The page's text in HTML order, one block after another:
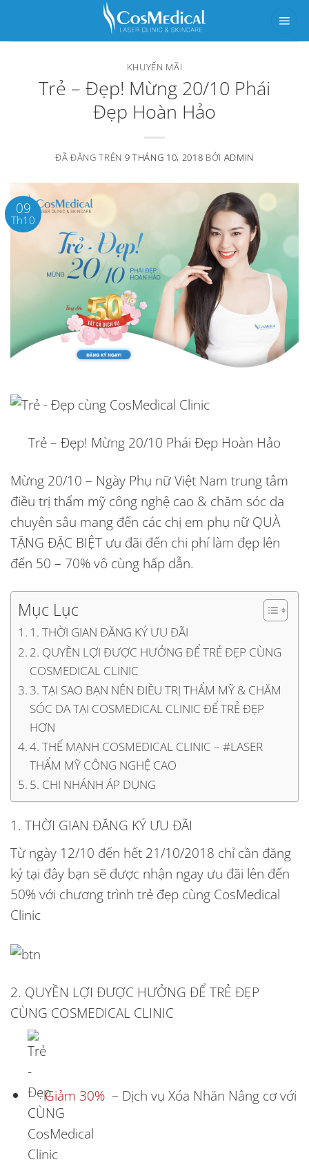
KHUYẾN MÃI
Trẻ – Đẹp! Mừng 20/10 Phái
Đẹp Hoàn Hảo
ĐÃ ĐĂNG TRÊN 9 THÁNG 10, 2018 BỞI ADMIN
09
Th10
Trẻ – Đẹp! Mừng 20/10 Phái Đẹp Hoàn Hảo
Mừng 20/10 – Ngày Phụ nữ Việt Nam trung tâm
điều trị thẩm mỹ công nghệ cao & chăm sóc da
chuyên sâu mang đến các chị em phụ nữ QUÀ
TẶNG ĐẶC BIỆT ưu đãi đến chi phí làm đẹp lên
đến 50 – 70% vô cùng hấp dẫn.
Mục Lục
1. THỜI GIAN ĐĂNG KÝ ƯU ĐÃI
2. QUYỀN LỢI ĐƯỢC HƯỞNG ĐỂ TRẺ ĐẸP CÙNG
COSMEDICAL CLINIC
3. TẠI SAO BẠN NÊN ĐIỀU TRỊ THẨM MỸ & CHĂM
SÓC DA TẠI COSMEDICAL CLINIC ĐỂ TRẺ ĐẸP
HƠN
4. THẾ MẠNH COSMEDICAL CLINIC – #LASER
THẨM MỸ CÔNG NGHỆ CAO
5. CHI NHÁNH ÁP DỤNG
1. THỜI GIAN ĐĂNG KÝ ƯU ĐÃI
Từ ngày 12/10 đến hết 21/10/2018 chỉ cần đăng
ký tại đây bạn sẽ được nhận ngay ưu đãi lên đến
50% với chương trình trẻ đẹp cùng CosMedical
Clinic
2. QUYỀN LỢI ĐƯỢC HƯỞNG ĐỂ TRẺ ĐẸP
CÙNG COSMEDICAL CLINIC
Giảm 30%– Dịch vụ Xóa Nhăn Nâng cơ với